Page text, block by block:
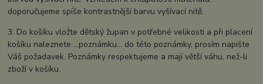
doporučujeme spíše kontrastnější barvu vyšívací nitě.
3. Do košíku vložte dětský župan v potřebné velikosti a při placení
košíku naleznete ...poznámku... do této poznámky, prosím napište
Váš požadavek. Poznámky respektujeme a mají větší váhu, než-li
zboží v košíku.